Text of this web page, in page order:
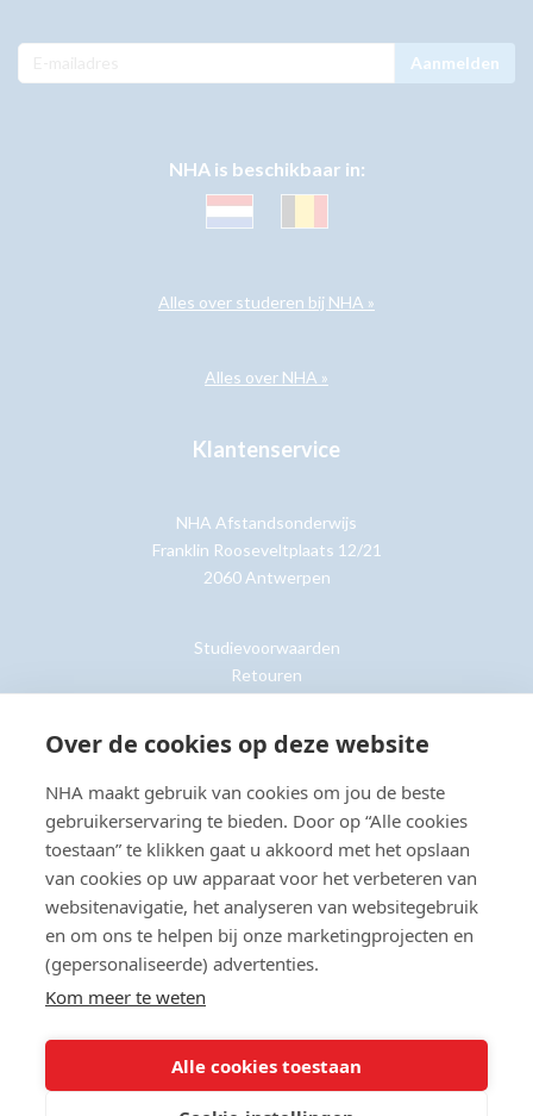
Over de cookies op deze website
NHA maakt gebruik van cookies om jou de beste
gebruikerservaring te bieden. Door op “Alle cookies
toestaan” te klikken gaat u akkoord met het opslaan
van cookies op uw apparaat voor het verbeteren van
websitenavigatie, het analyseren van websitegebruik
en om ons te helpen bij onze marketingprojecten en
(gepersonaliseerde) advertenties.
Kom meer te weten
Alle cookies toestaan
Aanmelden
NHA is beschikbaar in:
Alles over studeren bij NHA »
Alles over NHA »
Klantenservice
NHA Afstandsonderwijs
Franklin Rooseveltplaats 12/21
2060 Antwerpen
Studievoorwaarden
Retouren
Klantenservice »
© Copyright 2026 NHA Privacy- en cookieverklaring
Sitemap
Toegankelijkheidsverklaring
Beoordeling:8.8door2203